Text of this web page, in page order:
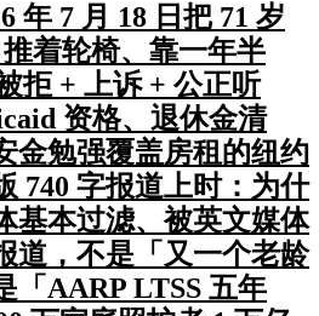
年 7 月 18 日把 71 岁
着轮椅、靠一年半
拒 + 上诉 + 公正听
资格、退休金清
金勉强覆盖房租的纽约
740 字报道上时：为什
基本过滤、被英文媒体
道，不是「又一个老龄
「AARP LTSS 五年